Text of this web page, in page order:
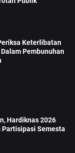
Keterlibatan
Pembunuhan
Hardiknas 2026
Semesta